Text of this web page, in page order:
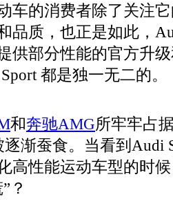
的消费者除了关注它
品质，也正是如此，
供部分性能的官方升
都是独一无二的。
和奔驰AMG所牢牢占
逐渐蚕食。当看到Audi
高性能运动车型的时
？